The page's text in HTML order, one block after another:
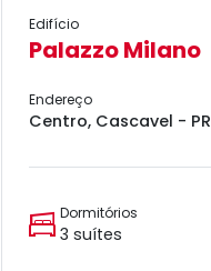
Edifício
Palazzo Milano
Endereço
Centro, Cascavel - PR
Dormitórios
3 suítes